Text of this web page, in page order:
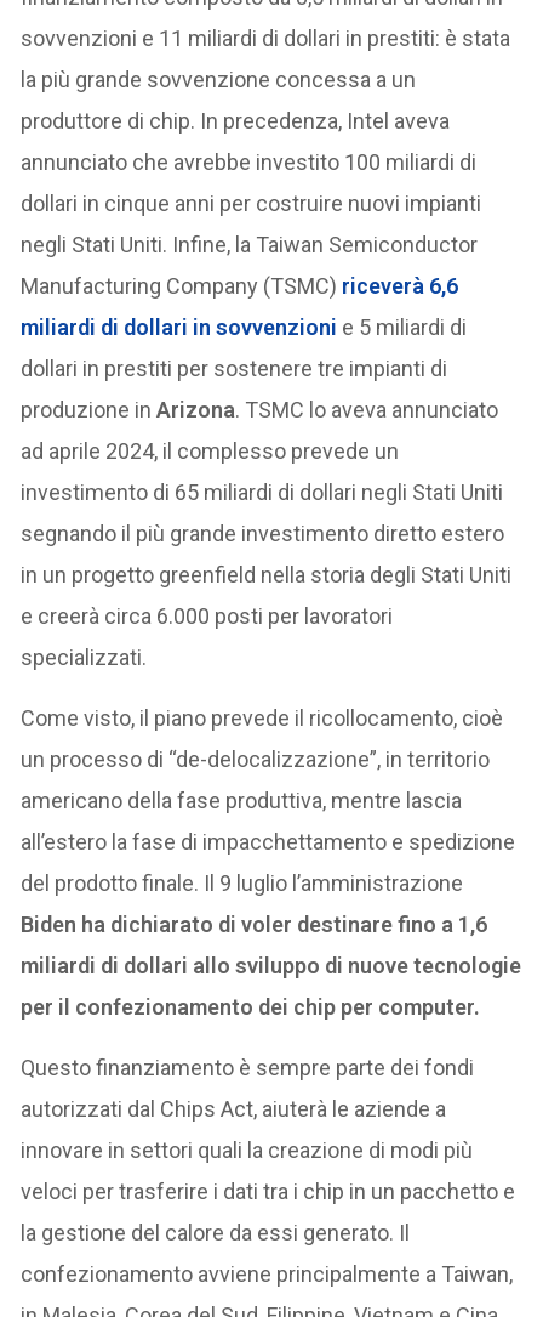
sovvenzioni e 11 miliardi di dollari in prestiti: è stata
la più grande sovvenzione concessa a un
produttore di chip. In precedenza, Intel aveva
annunciato che avrebbe investito 100 miliardi di
dollari in cinque anni per costruire nuovi impianti
negli Stati Uniti. Infine, la Taiwan Semiconductor
Manufacturing Company (TSMC) riceverà 6,6
miliardi di dollari in sovvenzioni e 5 miliardi di
dollari in prestiti per sostenere tre impianti di
produzione inArizona. TSMC lo aveva annunciato
ad aprile 2024, il complesso prevede un
investimento di 65 miliardi di dollari negli Stati Uniti
segnando il più grande investimento diretto estero
in un progetto greenfield nella storia degli Stati Uniti
e creerà circa 6.000 posti per lavoratori
specializzati.
Come visto, il piano prevede il ricollocamento, cioè
un processo di “de-delocalizzazione”, in territorio
americano della fase produttiva, mentre lascia
all’estero la fase di impacchettamento e spedizione
del prodotto finale. Il 9 luglio l’amministrazione
Biden ha dichiarato di voler destinare fino a 1,6
miliardi di dollari allo sviluppo di nuove tecnologie
per il confezionamento dei chip per computer.
Questo finanziamento è sempre parte dei fondi
autorizzati dal Chips Act, aiuterà le aziende a
innovare in settori quali la creazione di modi più
veloci per trasferire i dati tra i chip in un pacchetto e
la gestione del calore da essi generato. Il
confezionamento avviene principalmente a Taiwan,